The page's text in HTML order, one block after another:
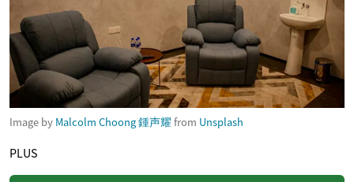
Image by Malcolm Choong 鍾声耀 from Unsplash
PLUS